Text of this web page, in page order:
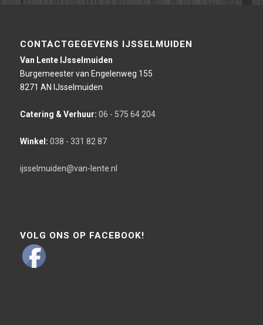
CONTACTGEGEVENS IJSSELMUIDEN
Van Lente IJsselmuiden
Burgemeester van Engelenweg 155
8271 AN IJsselmuiden
Catering & Verhuur: 06 - 575 64 204
Winkel: 038 - 331 82 87
ijsselmuiden@van-lente.nl
VOLG ONS OP FACEBOOK!